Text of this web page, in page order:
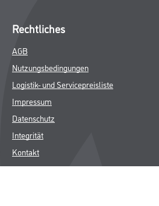
Rechtliches
AGB
Nutzungsbedingungen
Logistik- und Servicepreisliste
Impressum
Datenschutz
Integrität
Kontakt